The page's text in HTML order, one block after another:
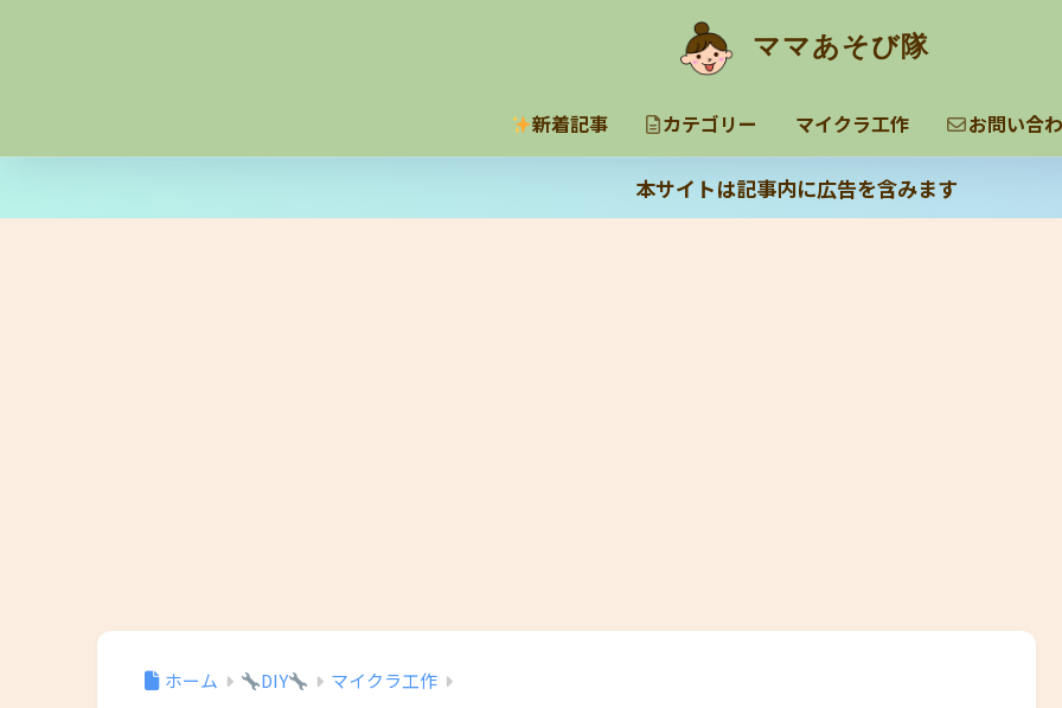
ママあそび隊
新着記事 カテゴリー マイクラ工作 お問い合
本サイトは記事内に広告を含みます
ホーム DIY マイクラ工作